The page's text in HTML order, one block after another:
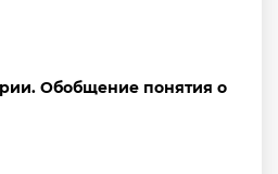
Обобщение понятия о